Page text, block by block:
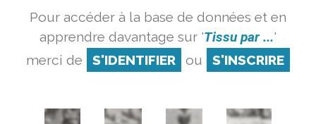
Pour accéder à la base de données et en
apprendre davantage sur 'Tissu par ...'
merci de
S'IDENTIFIER ou S'INSCRIRE